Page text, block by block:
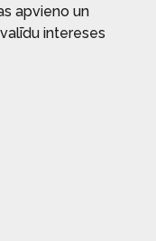
apvieno un
intereses